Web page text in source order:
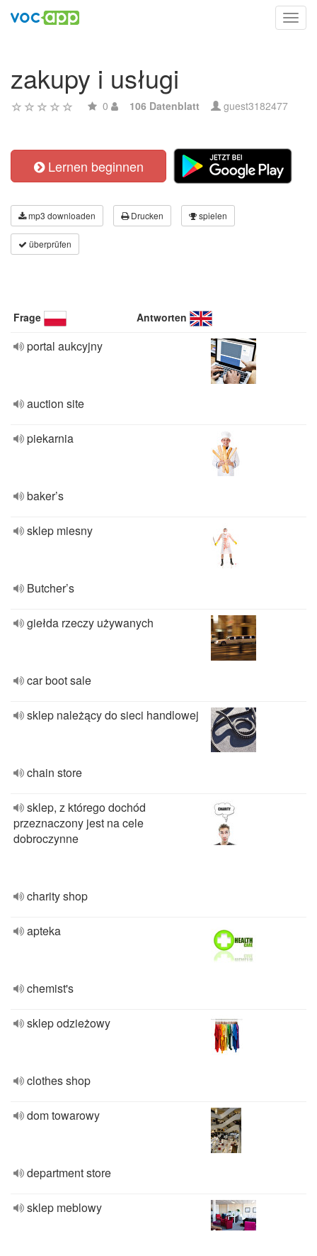
zakupy i usługi
0 106 Datenblatt guest3182477
Lernen beginnen
mp3 downloaden Drucken spielen
überprüfen
Frage Antworten
portal aukcyjny
auction site
piekarnia
baker’s
sklep miesny
Butcher’s
giełda rzeczy używanych
car boot sale
sklep należący do sieci handlowej
chain store
sklep, z którego dochód
przeznaczony jest na cele
dobroczynne
charity shop
apteka
chemist's
sklep odzieżowy
clothes shop
dom towarowy
department store
sklep meblowy